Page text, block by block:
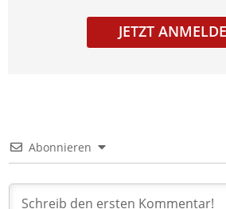
JETZT
Abonnieren